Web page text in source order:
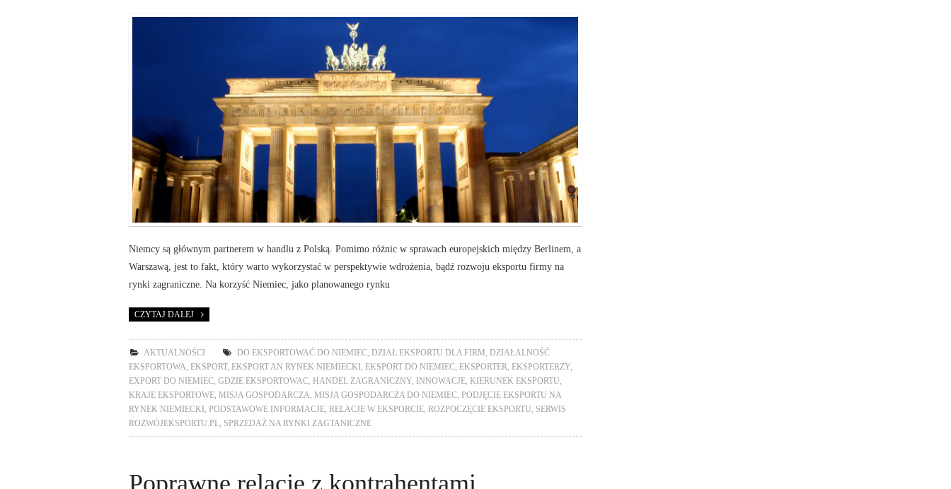
Niemcy są głównym partnerem w handlu z Polską. Pomimo różnic w sprawach europejskich między Berlinem, a
Warszawą, jest to fakt, który warto wykorzystać w perspektywie wdrożenia, bądź rozwoju eksportu firmy na
rynki zagraniczne. Na korzyść Niemiec, jako planowanego rynku
CZYTAJ DALEJ
AKTUALNOŚCI DO EKSPORTOWAĆ DO NIEMIEC, DZIAŁ EKSPORTU DLA FIRM DZIAŁALNOŚĆ
EKSPORTOWA EKSPORT, EKSPORT AN RYNEK NIEMIECKI EKSPORT DO NIEMIEC EKSPORTER EKSPORTERZY
EXPORT DO NIEMIEC GDZIE EKSPORTOWAC HANDEL ZAGRANICZNY INNOWACJE KIERUNEK EKSPORTU
KRAJE EKSPORTOWE MISJA GOSPODARCZA MISJA GOSPODARCZA DO NIEMIEC PODJĘCIE EKSPORTU NA
RYNEK NIEMIECKI
PODSTAWOWE INFORMACJE RELACJE W EKSPORCIE ROZPOCZĘCIE EKSPORTU
SERWIS
ROZWÓJEKSPORTU.PL SPRZEDAŻ NA RYNKI ZAGTANICZNE